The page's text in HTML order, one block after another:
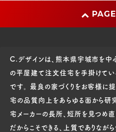
C.デザインは、熊本県宇城市を
の平屋建て注文住宅を手掛けてい
です。 最良の家づくりをお客様に
宅の品質向上をあらゆる面から研
宅メーカーの長所、短所を見つめ直
だからこそできる、上質でありなが